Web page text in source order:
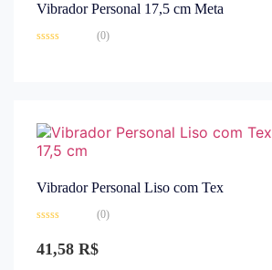
Vibrador Personal 17,5 cm Meta
(0)
Vibrador Personal Liso com Tex
0
de
(0)
41,58 R$